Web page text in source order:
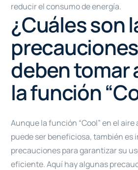
reducir el consumo de energía.
¿Cuáles son
deben tomar
la función
Aunque la función “Cool” en el
puede ser beneficiosa, también es
precauciones para garantizar su
eficiente. Aquí hay algunas